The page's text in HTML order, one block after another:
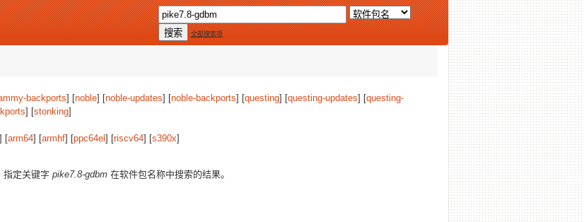
全部搜索项
backports] [noble] [noble-updates] [noble-backports] [questing] [questing-updates] [questing-
] [stonking]
] [arm64] [armhf] [ppc64el ] [riscv64] [s390x]
指定关键字 pike7.8-gdbm 在软件包名称中搜索的结果。